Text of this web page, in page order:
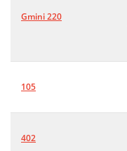
Gmini 220
105
402